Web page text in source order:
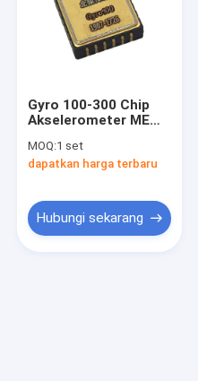
Gyro 100-300 Chip
Akselerometer MEMS
MOQ:1 set
dapatkan harga terbaru
Hubungi sekarang